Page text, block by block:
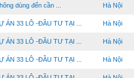
dùng đến cần ... Hà Nội
ÁN 33 LÔ -ĐẦU TƯ TẠI ... Hà Nội
ÁN 33 LÔ -ĐẦU TƯ TẠI ... Hà Nội
ÁN 33 LÔ -ĐẦU TƯ TẠI ... Hà Nội